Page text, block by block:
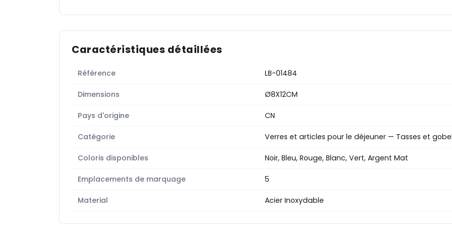
Caractéristiques détaillées
Référence LB-01484
Dimensions Ø8X12CM
Pays d'origine CN
Catégorie Verres et articles pour le déjeuner — Tasses et
Coloris disponibles Noir, Bleu, Rouge, Blanc, Vert, Argent Mat
Emplacements de marquage 5
Material Acier Inoxydable